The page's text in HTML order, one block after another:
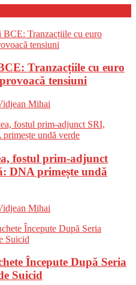
Tranzacțiile cu euro
tensiuni
Mihai
fostul prim-adjunct
DNA primește undă
Mihai
Începute După Seria
Suicid